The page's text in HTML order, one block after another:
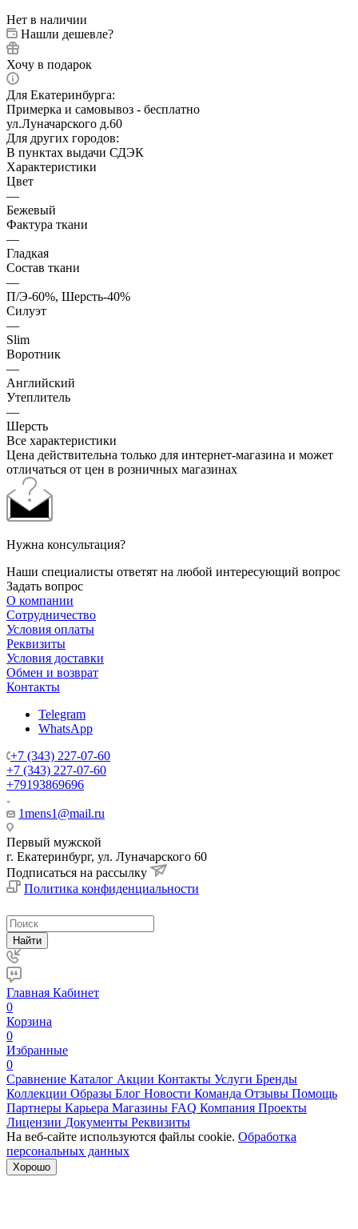
Нет в наличии
Нашли дешевле?
Хочу в подарок
Для Екатеринбурга:
Примерка и самовывоз - бесплатно
ул.Луначарского д.60
Для других городов:
В пунктах выдачи СДЭК
Характеристики
Цвет
—
Бежевый
Фактура ткани
—
Гладкая
Состав ткани
—
П/Э-60%, Шерсть-40%
Силуэт
—
Slim
Воротник
—
Английский
Утеплитель
—
Шерсть
Все характеристики
Цена действительна только для интернет-магазина и может
отличаться от цен в розничных магазинах
Нужна консультация?
Наши специалисты ответят на любой интересующий вопрос
Задать вопрос
О компании
Сотрудничество
Условия оплаты
Реквизиты
Условия доставки
Обмен и возврат
Контакты
Telegram
WhatsApp
+7 (343) 227-07-60
+7 (343) 227-07-60
+79193869696
1mens1@mail.ru
Первый мужской
г. Екатеринбург, ул. Луначарского 60
Подписаться на рассылку
Политика конфиденциальности
Найти
Главная Кабинет
0
Корзина
0
Избранные
0
Сравнение Каталог Акции Контакты Услуги Бренды
Коллекции Образы Блог Новости Команда Отзывы Помощь
Партнеры Карьера Магазины FAQ Компания Проекты
Лицензии Документы Реквизиты
На веб-сайте используются файлы cookie. Обработка
персональных данных
Хорошо